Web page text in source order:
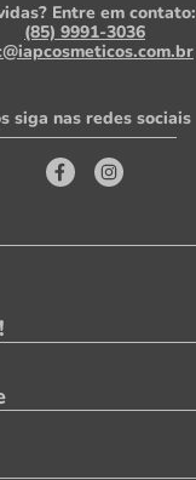
Entre em contato:
(85) 9991-3036
siga nas redes sociais